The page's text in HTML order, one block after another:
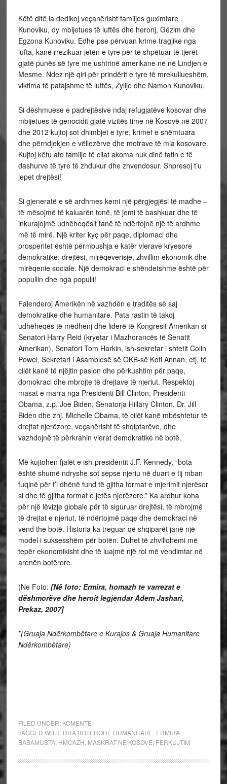
Këtë ditë ia dedikoj veçanërisht familjes guximtare
Kunoviku, dy mbijetues të luftës dhe heronj, Gëzim dhe
Egzona Kunoviku. Edhe pse përvuan krime tragjike nga
lufta, kanë rrezikuar jetën e tyre për të shpëtuar të tjerët
gjatë punës së tyre me ushtrinë amerikane në në Lindjen e
Mesme. Ndez një qiri për prindërit e tyre të mrekullueshëm,
viktima të pafajshme të luftës, Zylije dhe Namon Kunoviku.
Si dëshmuese e padrejtësive ndaj refugjatëve kosovar dhe
mbijetues të genocidit gjatë vizitës time në Kosovë në 2007
dhe 2012 kujtoj sot dhimbjet e tyre, krimet e shëmtuara
dhe përndjekjen e vëllezërve dhe motrave të mia kosovare.
Kujtoj këtu ato familje të cilat akoma nuk dinë fatin e të
dashurve të tyre të zhdukur dhe zhvendosur. Shpresoj t’u
jepet drejtësi!
Si gjeneratë e së ardhmes kemi një përgjegjësi të madhe –
të mësojmë të kaluarën tonë, të jemi të bashkuar dhe të
inkurajojmë udhëheqësit tanë të ndërtojnë një të ardhme
më të mirë. Një kriter kyç për paqe, diplomaci dhe
prosperitet është përmbushja e katër vlerave kryesore
demokratike: drejtësi, mirëqeverisje, zhvillim ekonomik dhe
mirëqenie sociale. Një demokraci e shëndetshme është për
popullin dhe nga populli!
Falenderoj Amerikën në vazhdën e traditës së saj
demokratike dhe humanitare. Pata rastin të takoj
udhëheqës të mëdhenj dhe liderë të Kongresit Amerikan si
Senatori Harry Reid (kryetar i Mazhorancës të Senatit
Amerikan), Senatori Tom Harkin, ish-sekretar i shtetit Colin
Powel, Sekretari i Asamblesë së OKB-së Kofi Annan, etj, të
cilët kanë të njëjtin pasion dhe përkushtim për paqe,
domokraci dhe mbrojte të drejtave të njeriut. Respektoj
masat e marra nga Presidenti Bill Clinton, Presidenti
Obama, z.p. Joe Biden, Senatorja Hillary Clinton, Dr. Jill
Biden dhe znj. Michelle Obama, të cilët kanë mbështetur të
drejtat njerëzore, veçanërisht të shqiptarëve, dhe
vazhdojnë të përkrahin vlerat demokratike në botë.
Më kujtohen fjalët e ish-presidentit J.F. Kennedy, “bota
është shumë ndryshe sot sepse njeriu në duart e tij mban
fuqinë për t’i dhënë fund të gjitha format e mjerimit njerësor
si dhe të gjitha format e jetës njerëzore.” Ka ardhur koha
për një lëvizje globale për të siguruar drejtësi, të mbrojmë
të drejtat e njeriut, të ndërtojmë paqe dhe demokraci në
vend the botë. Historia ka treguar që shqiparët janë një
model i suksesshëm për botën. Duhet të zhvillohemi më
tepër ekonomikisht dhe të luajmë një rol më vendimtar në
arenën botërore.
(Ne Foto: [Në foto: Ermira, homazh te varrezat e
dëshmorëve dhe heroit legjendar Adem Jashari,
Prekaz, 2007]
*(Gruaja Ndërkombëtare e Kurajos & Gruaja Humanitare
Ndërkombëtare)
FILED UNDER: KOMENTE
TAGGED WITH: DITA BOTERORE HUMANITARE ERMIRA
BABAMUSTA, HMOAZH MASKRAT NE KOSOVE PERKUJTIM